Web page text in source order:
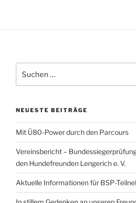
nach:
NEUESTE BEITRÄGE
Mit Ü80-Power durch den Parcours
Vereinsbericht –
den Hundefreunden Lengerich e. V.
Aktuelle Informationen für BSP-